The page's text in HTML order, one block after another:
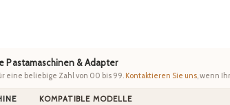
Pastamaschinen & Adapter
eine beliebige Zahl von 00 bis 99. Kontaktieren Sie uns, wenn
KOMPATIBLE MODELLE